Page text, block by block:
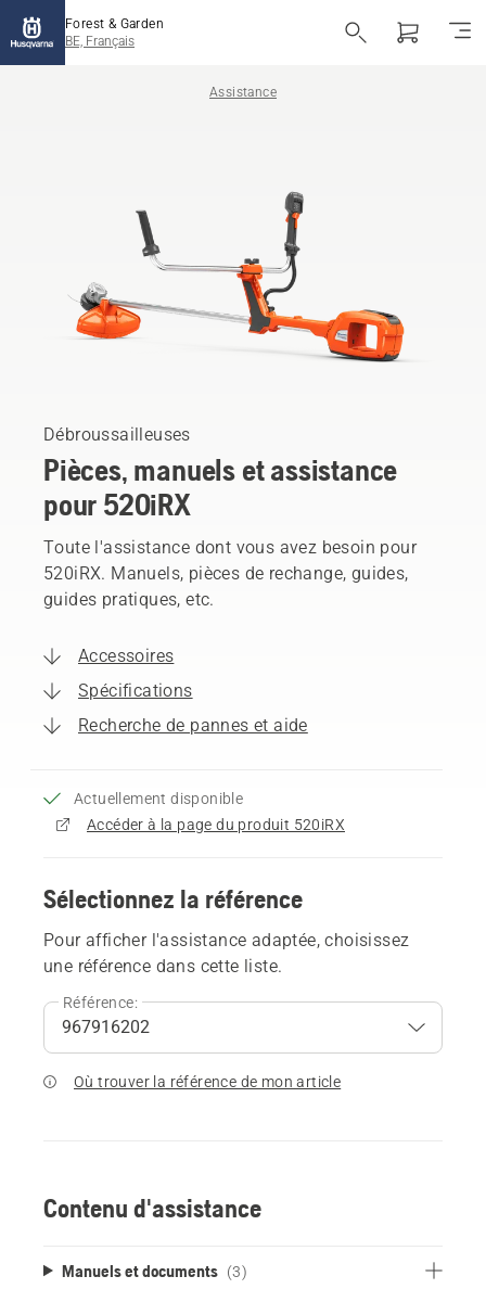
Forest & Garden
BE, Français
Assistance
Débroussailleuses
Pièces, manuels et assistance
pour 520iRX
Toute l'assistance dont vous avez besoin pour
520iRX. Manuels, pièces de rechange, guides,
guides pratiques, etc.
Accessoires
Spécifications
Recherche de pannes et aide
Actuellement disponible
Accéder à la page du produit 520iRX
Sélectionnez la référence
Pour afficher l'assistance adaptée, choisissez
une référence dans cette liste.
Référence:
Où trouver la référence de mon article
Contenu d'assistance
Manuels et documents (3)